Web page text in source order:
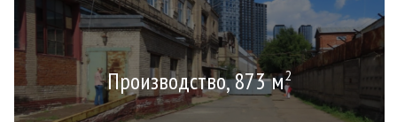
Производство, 873 м2